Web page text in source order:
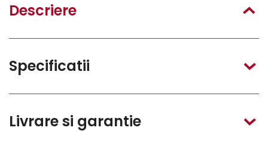
Descriere
Specificatii
Livrare si garantie